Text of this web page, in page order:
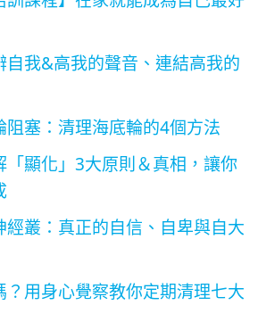
自我&高我的聲音、連結高我的
阻塞：清理海底輪的4個方法
「顯化」3大原則＆真相，讓你
經叢：真正的自信、自卑與自大
？用身心覺察教你定期清理七大